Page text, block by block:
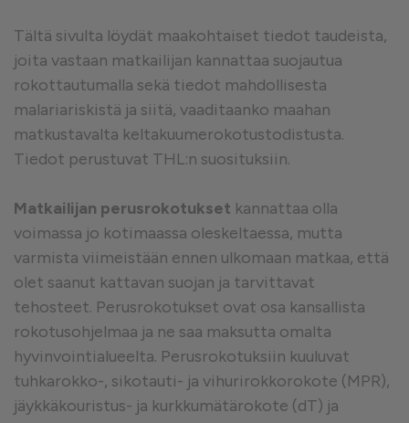
Tältä sivulta löydät maakohtaiset tiedot taudeista,
joita vastaan matkailijan kannattaa suojautua
rokottautumalla sekä tiedot mahdollisesta
malariariskistä ja siitä, vaaditaanko maahan
matkustavalta keltakuumerokotustodistusta.
Tiedot perustuvat THL:n suosituksiin.
Matkailijan perusrokotukset kannattaa olla
voimassa jo kotimaassa oleskeltaessa, mutta
varmista viimeistään ennen ulkomaan matkaa, että
olet saanut kattavan suojan ja tarvittavat
tehosteet. Perusrokotukset ovat osa kansallista
rokotusohjelmaa ja ne saa maksutta omalta
hyvinvointialueelta. Perusrokotuksiin kuuluvat
tuhkarokko-, sikotauti- ja vihurirokkorokote (MPR),
jäykkäkouristus- ja kurkkumätärokote (dT) ja